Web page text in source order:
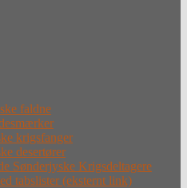
faldne
krigsfanger
desertører
Sønderjyske Krigsdeltagere
tabslister (eksternt link)